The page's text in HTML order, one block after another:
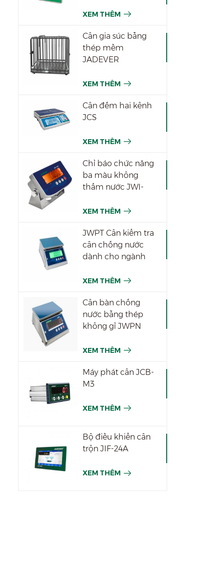
XEM THÊM
Cân gia súc bằng
thép mềm
JADEVER
XEM THÊM
Cân đếm hai kênh
JCS
XEM THÊM
Chỉ báo chức năng
ba màu không
thấm nước JWI-
XEM THÊM
JWPT Cân kiểm tra
cân chống nước
dành cho ngành
XEM THÊM
Cân bàn chống
nước bằng thép
không gỉ JWPN
XEM THÊM
Máy phát cân JCB-
M3
XEM THÊM
Bộ điều khiển cân
trộn JIF-24A
XEM THÊM